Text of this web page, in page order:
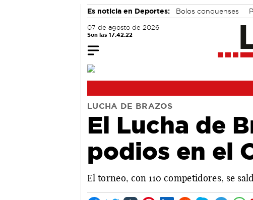
Es noticia en Deportes: Bolos conquenses
07 de agosto de 2026
Son las 17:42:22
LUCHA DE BRAZOS
El Lucha de
podios en el
El torneo, con 110 competidores, se